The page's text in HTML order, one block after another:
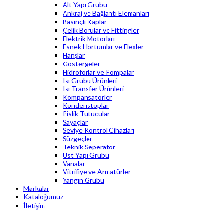
Alt Yapı Grubu
Ankraj ve Bağlantı Elemanları
Basınçlı Kaplar
Çelik Borular ve Fittingler
Elektrik Motorları
Esnek Hortumlar ve Flexler
Flanşlar
Göstergeler
Hidroforlar ve Pompalar
Isı Grubu Ürünleri
Isı Transfer Ürünleri
Kompansatörler
Kondenstoplar
Pislik Tutucular
Sayaçlar
Seviye Kontrol Cihazları
Süzgeçler
Teknik Seperatör
Üst Yapı Grubu
Vanalar
Vitrifiye ve Armatürler
Yangın Grubu
Markalar
Kataloğumuz
İletişim